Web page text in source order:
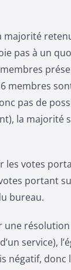
majorité
pas à un
6 membres
pas de
la majorité
les votes
portant
bureau.
une résolution
service),
négatif, donc